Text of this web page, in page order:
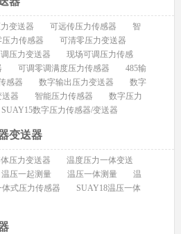
变送器 可远传压力传感器
智
压力传感器
可清零压力变送器
压力变送器
现场可调压力传感
可调零调满度压力传感器
485输
感器 数字输出压力变送器
数字
送器 智能压力传感器
数字压力
SUAY15数字压力传感器/变送器
变送器
压力变送器
温度压力一体变送
温压一起测量 温压一体测量
温
体式压力传感器
SUAY18温压一体